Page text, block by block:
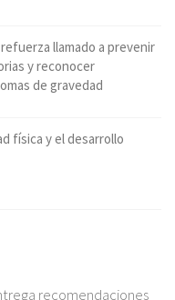
llamado a prevenir
y reconocer
de gravedad
física y el desarrollo
recomendaciones